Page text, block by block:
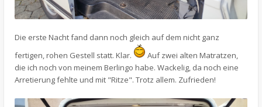
Die erste Nacht fand dann noch gleich auf dem nicht ganz
fertigen, rohen Gestell statt. Klar.
Auf zwei alten Matratzen,
die ich noch von meinem Berlingo habe. Wackelig, da noch eine
Arretierung fehlte und mit "Ritze". Trotz allem. Zufrieden!